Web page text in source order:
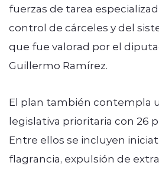
fuerzas de tarea
control de cárceles y del
que fue valorad por el
Guillermo Ramírez.
El plan también contempla
legislativa prioritaria con 26
Entre ellos se incluyen
flagrancia, expulsión de